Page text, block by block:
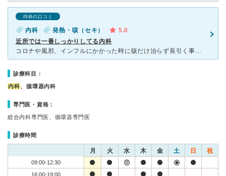
内科の口コミ
内科 発熱・咳（セキ）
5.0
近所では一番しっかりしてる内科
コロナや風邪、インフルにかかった時に咳だけ治らず長引く事が多かったので、呼吸器の専門でしっかりと診てもらえる良いクリニックです。 先生も質問に穏やかにしっかりと答えてくれるので安心感のある問診です。
診療科目：
内科、循環器内科
専門医・資格：
総合内科専門医、循環器専門医
診療時間
月 火 水 木 金 土 日 祝
09:00-12:30
16:00-19:00